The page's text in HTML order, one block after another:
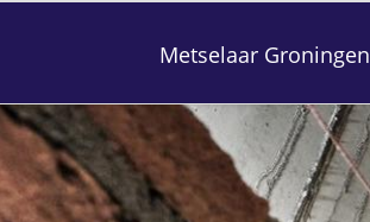
Metselaar Groningen